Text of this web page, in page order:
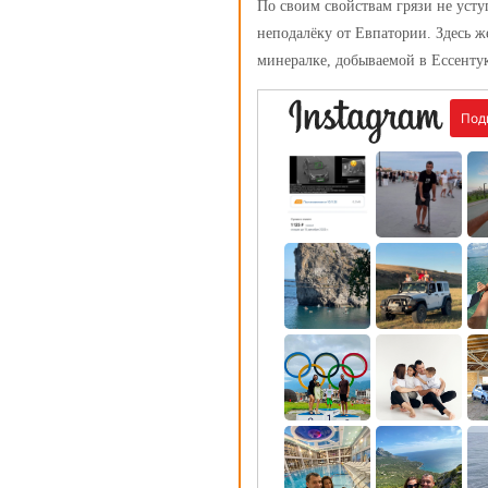
По своим свойствам грязи не
неподалёку от Евпатории. Здесь
минералке, добываемой в